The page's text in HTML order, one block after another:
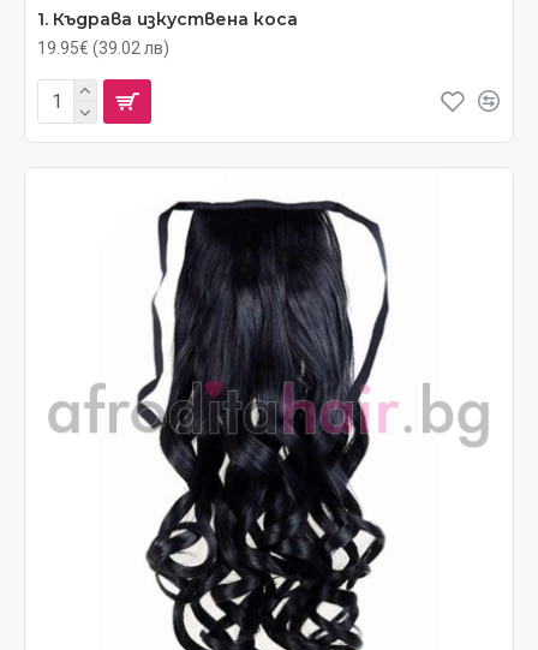
1. Къдрава изкуствена коса
19.95€ (39.02 лв)